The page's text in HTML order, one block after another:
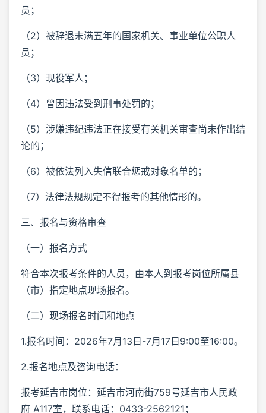
员；
（2）被辞退未满五年的国家机关、事业单位公职人
员；
（3）现役军人；
（4）曾因违法受到刑事处罚的；
（5）涉嫌违纪违法正在接受有关机关审查尚未作出结
论的；
（6）被依法列入失信联合惩戒对象名单的；
（7）法律法规规定不得报考的其他情形的。
三、报名与资格审查
（一）报名方式
符合本次报考条件的人员，由本人到报考岗位所属县
（市）指定地点现场报名。
（二）现场报名时间和地点
1.报名时间：2026年7月13日-7月17日9:00至16:00。
2.报名地点及咨询电话：
报考延吉市岗位：延吉市河南街759号延吉市人民政
府 A117室，联系电话：0433-2562121；